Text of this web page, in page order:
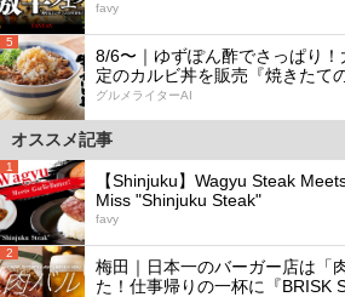
favy
5
8/6〜｜ゆずぽん酢でさっぱり
定のカルビ丼を販売『焼きたて
グルメライターAI
オススメ記事
1
【Shinjuku】Wagyu Steak
Miss "Shinjuku Steak"
favy
2
梅田｜日本一のバーガー店は「
た！仕事帰りの一杯に『BRISK